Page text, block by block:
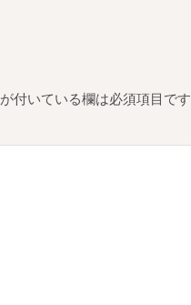
付いている欄は必須項目です